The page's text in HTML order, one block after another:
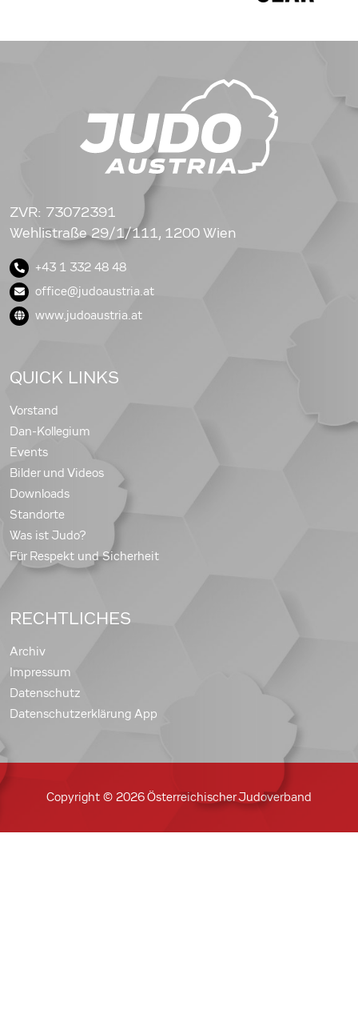
ZVR: 73072391
Wehlistraße 29/1/111, 1200 Wien
+43 1 332 48 48
office@judoaustria.at
www.judoaustria.at
QUICK LINKS
Vorstand
Dan-Kollegium
Events
Bilder und Videos
Downloads
Standorte
Was ist Judo?
Für Respekt und Sicherheit
RECHTLICHES
Archiv
Impressum
Datenschutz
Datenschutzerklärung App
Copyright © 2026 Österreichischer Judoverband